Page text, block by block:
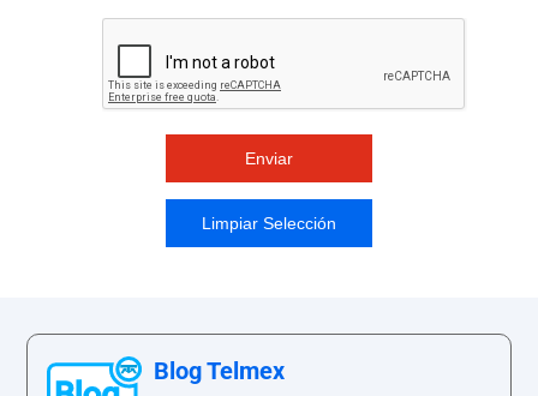
Blog Telmex